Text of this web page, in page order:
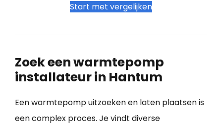
Start met vergelijken
Zoek een warmtepomp
installateur in Hantum
Een warmtepomp uitzoeken en laten plaatsen is
een complex proces. Je vindt diverse